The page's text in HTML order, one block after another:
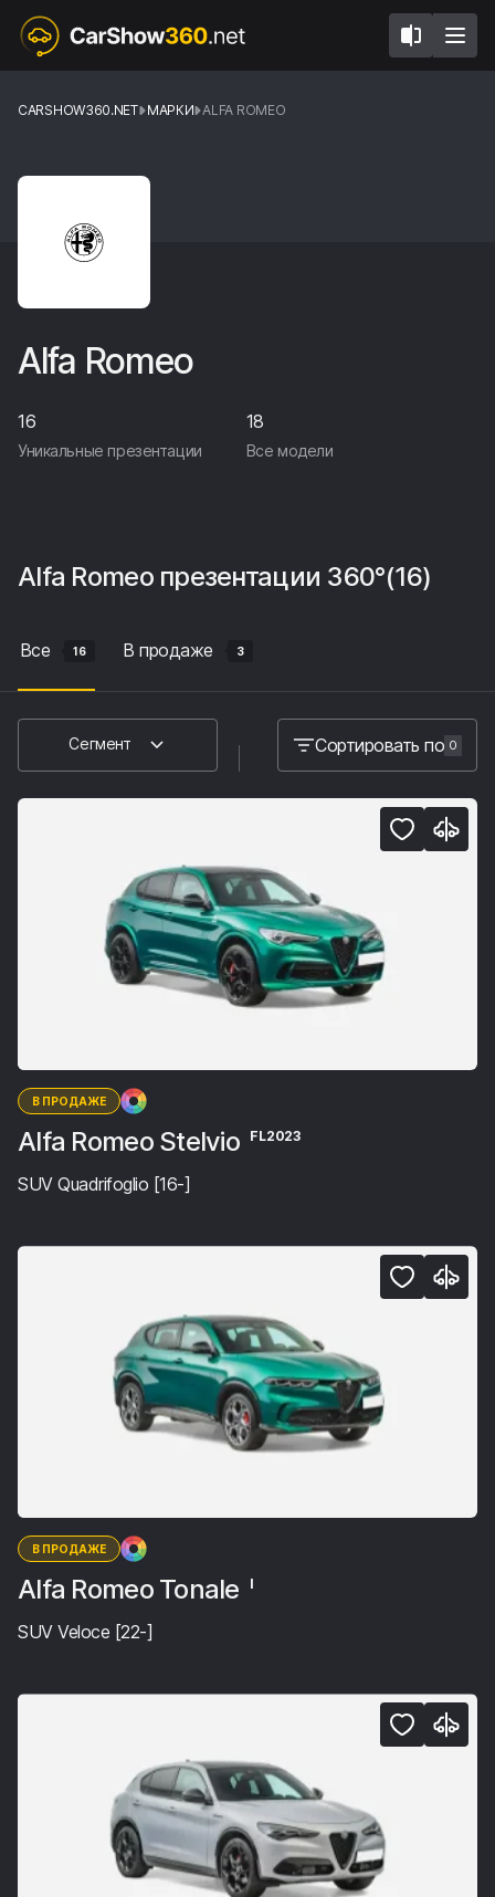
CARSHOW360.NET МАРКИ ALFA ROMEO
Alfa Romeo
16
Уникальные презентации
18
Все модели
Alfa Romeo презентации 360°(16)
Все 16 В продаже 3
Сегмент Сортировать по 0
В ПРОДАЖЕ
Alfa Romeo Stelvio FL2023
SUV Quadrifoglio [16-]
В ПРОДАЖЕ
Alfa Romeo Tonale I
SUV Veloce [22-]